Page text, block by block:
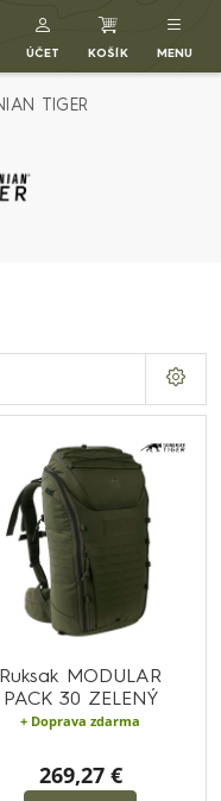
ÚČET KOŠÍK MENU
TIGER
Ruksak MODULAR
PACK 30 ZELENÝ
+ Doprava zdarma
269,27 €